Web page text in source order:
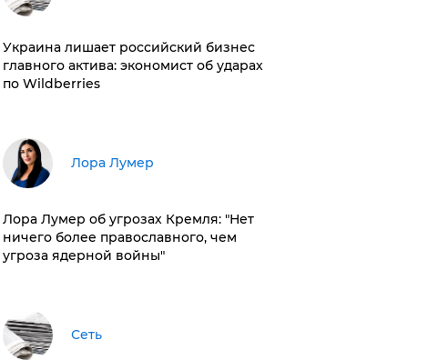
​Украина лишает российский бизнес
главного актива: экономист об ударах
по Wildberries
​Лора Лумер
Лора Лумер об угрозах Кремля: "Нет
ничего более православного, чем
угроза ядерной войны"
Сеть